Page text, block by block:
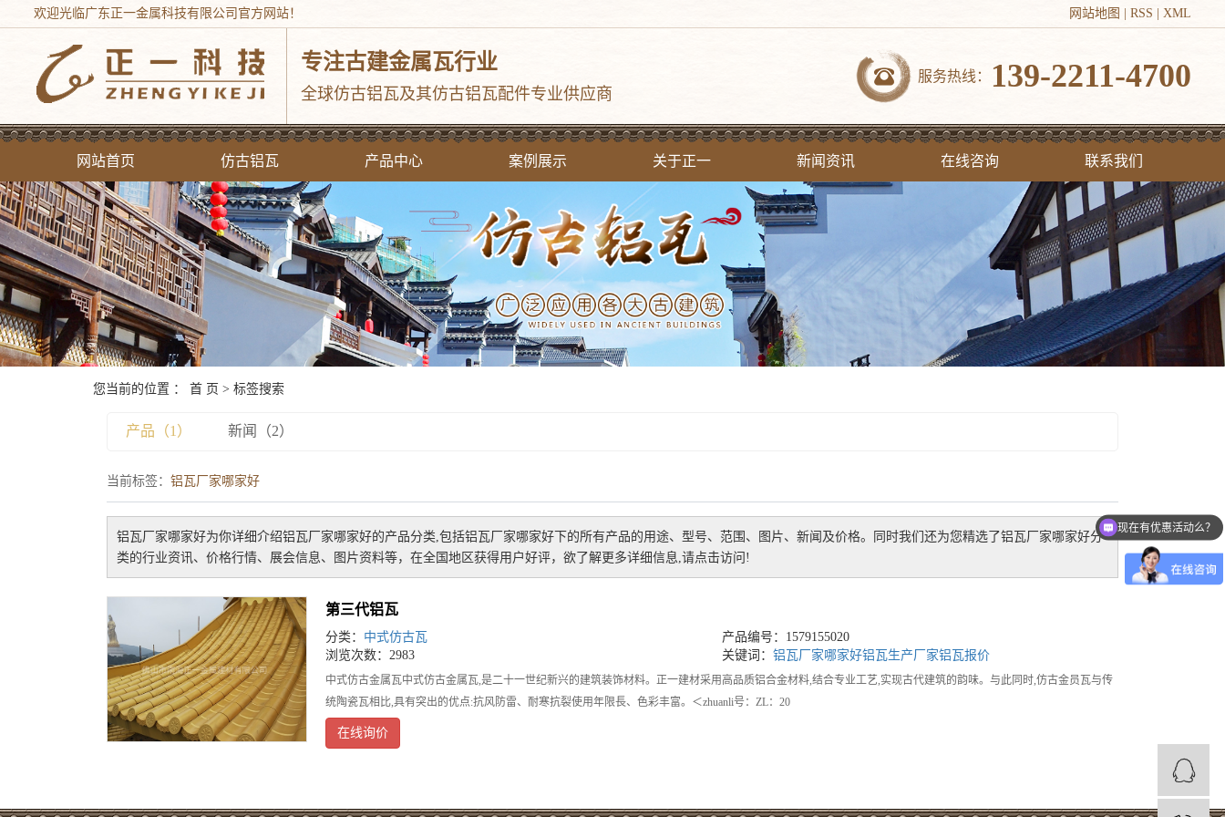
欢迎光临广东正一金属科技有限公司官方网站！ 网站地图 RSS XML
专注古建金属瓦行业
全球仿古铝瓦及其仿古铝瓦配件专业供应商
服务热线： 139-2211-4700
网站首页 仿古铝瓦 产品中心
西式铝合金瓦
现代铝屋面瓦
铝茅草
仿古建筑构件
案例展示 关于正一
企业文化
资质荣誉
新闻资讯
公司新闻
行业新闻
常见问答
在线咨询 联系我们
联系我们
您当前的位置 ： 首 页 > 标签搜索
产品（1） 新闻（2）
当前标签： 铝瓦厂家哪家好
铝瓦厂家哪家好为你详细介绍铝瓦厂家哪家好的产品分类,包括铝瓦厂家哪家好 下的所有产品的用途、型号、范围、图片、新闻及价格。同时我们还为您精选了铝瓦厂家哪家好分
类的行业资讯、价格行情、展会信息、图片资料等，在全国地区获得用户好评，欲了解更多详细信息,请点击访问!
第三代铝瓦
分类： 中式仿古瓦
产品编号：1579155020
浏览次数：2983
关键词： 铝瓦厂家哪家好铝瓦生产厂家铝瓦报价
中式仿古金属瓦中式仿古金属瓦,是二十一世纪新兴的建筑装饰材料。正一建材采用高品质铝合金材料,结合专业工艺,实现古代建筑的韵味。与此同时,仿古金员瓦与传
统陶瓷瓦相比,具有突出的优点:抗风防雷、耐寒抗裂使用年限長、色彩丰富。＜zhuanli号：ZL：20
在线询价
现在有优惠活动么？